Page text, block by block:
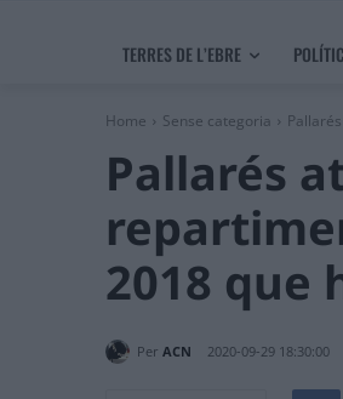
TERRES DE L’EBRE
Home Sense categoria
Pallarés
2018 que
Per ACN 2020-09-29 18:30:00